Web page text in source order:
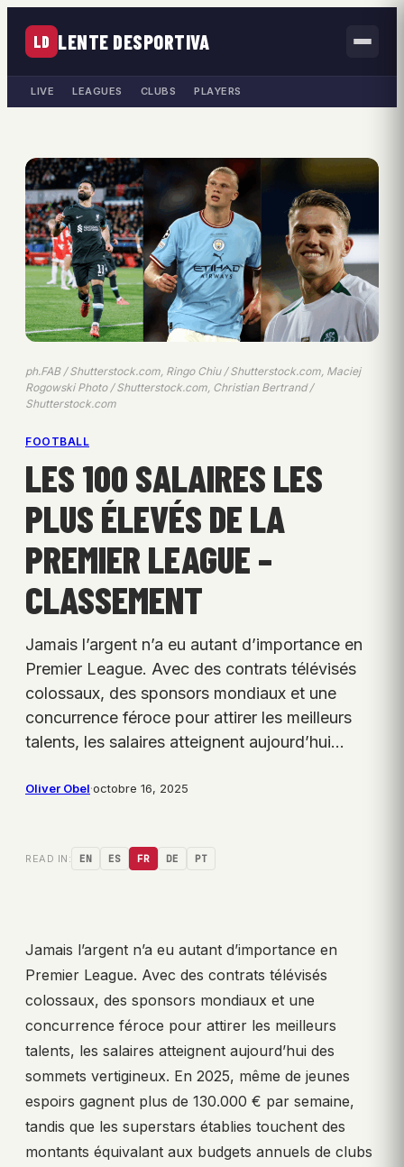
LD LENTE DESPORTIVA
LIVE LEAGUES CLUBS PLAYERS
ph.FAB / Shutterstock.com, Ringo Chiu / Shutterstock.com, Maciej
Rogowski Photo / Shutterstock.com, Christian Bertrand /
Shutterstock.com
FOOTBALL
LES 100 SALAIRES LES
PLUS ÉLEVÉS DE LA
PREMIER LEAGUE –
CLASSEMENT
Jamais l’argent n’a eu autant d’importance en
Premier League. Avec des contrats télévisés
colossaux, des sponsors mondiaux et une
concurrence féroce pour attirer les meilleurs
talents, les salaires atteignent aujourd’hui…
Oliver Obel·octobre 16, 2025
READ IN: EN ES FR DE PT
Jamais l’argent n’a eu autant d’importance en
Premier League. Avec des contrats télévisés
colossaux, des sponsors mondiaux et une
concurrence féroce pour attirer les meilleurs
talents, les salaires atteignent aujourd’hui des
sommets vertigineux. En 2025, même de jeunes
espoirs gagnent plus de 130.000 € par semaine,
tandis que les superstars établies touchent des
montants équivalant aux budgets annuels de clubs